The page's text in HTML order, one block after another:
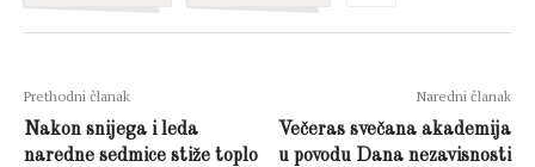
Prethodni članak
Nakon snijega i leda
naredne sedmice stiže toplo
Naredni članak
Večeras svečana akademija
u povodu Dana nezavisnosti